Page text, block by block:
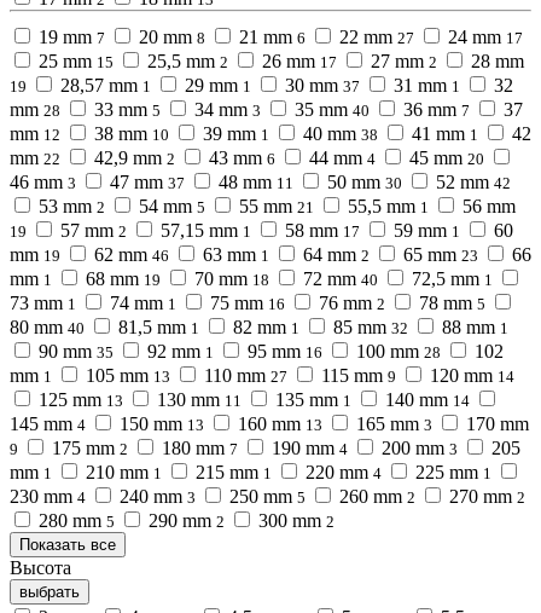
19 mm 7 20 mm 8 21 mm 6 22 mm 27 24 mm 17
25 mm 15 25,5 mm 2 26 mm 17 27 mm 2 28 mm
19 28,57 mm 1 29 mm 1 30 mm 37 31 mm 1
32
mm 28 33 mm 5 34 mm 3 35 mm 40 36 mm 7
37
mm 12 38 mm 10 39 mm 1 40 mm 38 41 mm 1
42
mm 22 42,9 mm 2 43 mm 6 44 mm 4 45 mm 20
46 mm 3 47 mm 37 48 mm 11 50 mm 30 52 mm 42
53 mm 2 54 mm 5 55 mm 21 55,5 mm 1 56 mm
19 57 mm 2 57,15 mm 1 58 mm 17 59 mm 1
60
mm 19 62 mm 46 63 mm 1 64 mm 2 65 mm 23
66
mm 1 68 mm 19 70 mm 18 72 mm 40 72,5 mm 1
73 mm 1 74 mm 1 75 mm 16 76 mm 2 78 mm 5
80 mm 40 81,5 mm 1 82 mm 1 85 mm 32 88 mm 1
90 mm 35 92 mm 1 95 mm 16 100 mm 28
102
mm 1 105 mm 13 110 mm 27 115 mm 9 120 mm 14
125 mm 13 130 mm 11 135 mm 1 140 mm 14
145 mm 4 150 mm 13 160 mm 13 165 mm 3 170 mm
9 175 mm 2 180 mm 7 190 mm 4 200 mm 3
205
mm 1 210 mm 1 215 mm 1 220 mm 4 225 mm 1
230 mm 4 240 mm 3 250 mm 5 260 mm 2 270 mm 2
280 mm 5 290 mm 2 300 mm 2
Показать все
Высота
выбрать